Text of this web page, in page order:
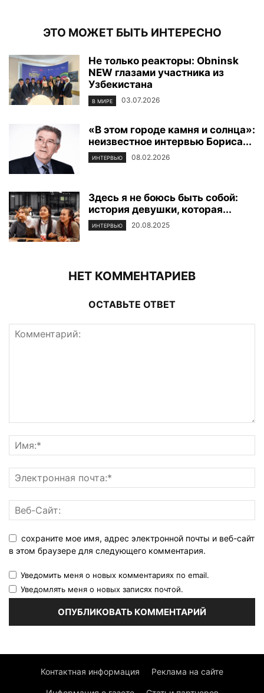
ЭТО МОЖЕТ БЫТЬ ИНТЕРЕСНО
Не только реакторы: Obninsk
NEW глазами участника из
Узбекистана
В МИРЕ 03.07.2026
«В этом городе камня и солнца»:
неизвестное интервью Бориса...
ИНТЕРВЬЮ 08.02.2026
Здесь я не боюсь быть собой:
история девушки, которая...
ИНТЕРВЬЮ 20.08.2025
НЕТ КОММЕНТАРИЕВ
ОСТАВЬТЕ ОТВЕТ
сохраните мое имя, адрес электронной почты и веб-сайт
в этом браузере для следующего комментария.
Уведомить меня о новых комментариях по email.
Уведомлять меня о новых записях почтой.
Контактная информация Реклама на сайте